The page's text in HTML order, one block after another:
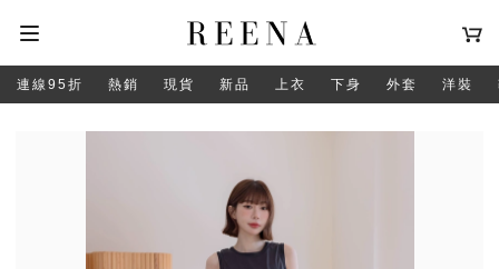
連線95折 熱銷 現貨 新品 上衣 下身 外套 洋裝